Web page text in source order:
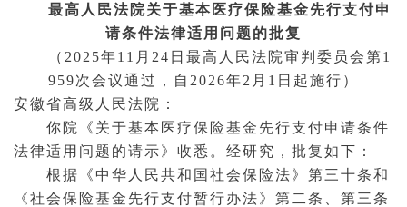
最高人民法院关于基本医疗保险基金先行支付申
请条件法律适用问题的批复
（2025年11月24日最高人民法院审判委员会第1
959次会议通过，自2026年2月1日起施行）
安徽省高级人民法院 ：
你院《关于基本医疗保险基金先行支付申请条件
法律适用问题的请示》收悉。经研究，批复如下：
根据《中华人民共和国社会保险法》第三十条和
《社会保险基金先行支付暂行办法》第二条、第三条